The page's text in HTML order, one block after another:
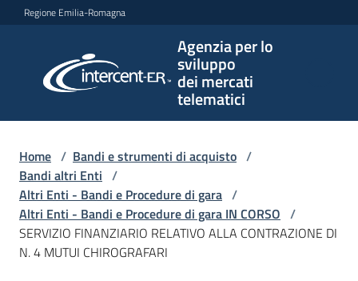
Vai al contenuto
Vai alla navigazione
Vai al footer
Regione Emilia-Romagna
Agenzia per lo
sviluppo
dei mercati
telematici
per lo
sviluppo
telematici
L'Agenzia
Home / Bandi e strumenti di acquisto /
Bandi altri Enti /
Altri Enti - Bandi e Procedure di gara /
Altri Enti - Bandi e Procedure di gara IN CORSO /
SERVIZIO FINANZIARIO RELATIVO ALLA CONTRAZIONE DI
N. 4 MUTUI CHIROGRAFARI